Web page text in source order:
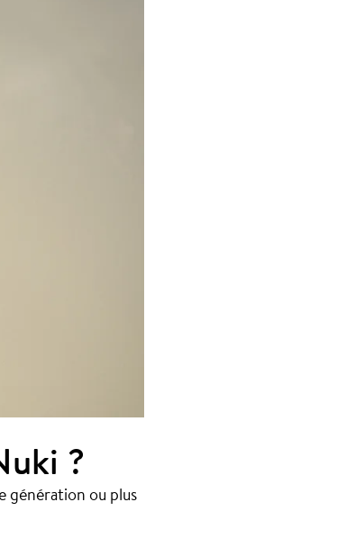
?
génération ou plus